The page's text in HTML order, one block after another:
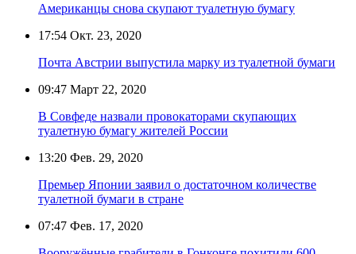
Американцы снова скупают туалетную бумагу
17:54 Окт. 23, 2020
Почта Австрии выпустила марку из туалетной бумаги
09:47 Март 22, 2020
В Совфеде назвали провокаторами скупающих
туалетную бумагу жителей России
13:20 Фев. 29, 2020
Премьер Японии заявил о достаточном количестве
туалетной бумаги в стране
07:47 Фев. 17, 2020